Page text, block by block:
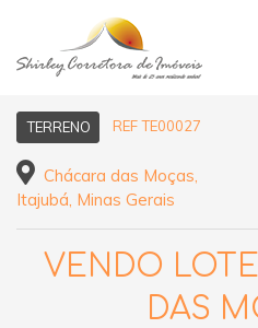
TERRENO REF TE00027
Chácara das Moças,
Itajubá, Minas Gerais
VENDO
DAS